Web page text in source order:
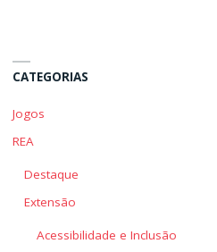
CATEGORIAS
Jogos
REA
Destaque
Extensão
Acessibilidade e Inclusão